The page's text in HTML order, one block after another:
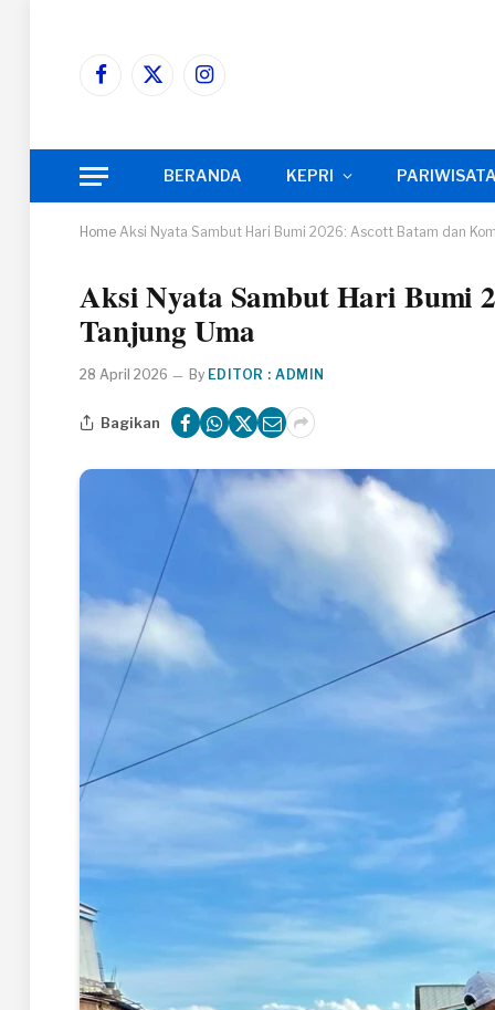
Facebook
X
Instagram
BERANDA KEPRI
Home Aksi Nyata Sambut Hari Bumi 2026: Ascott Batam dan
Aksi Nyata Sambut Hari Bumi
Tanjung Uma
28 April 2026 By EDITOR : ADMIN
Bagikan